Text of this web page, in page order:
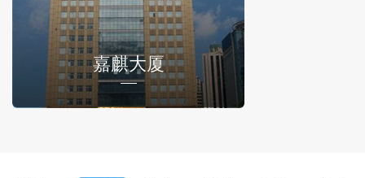
嘉麒大厦